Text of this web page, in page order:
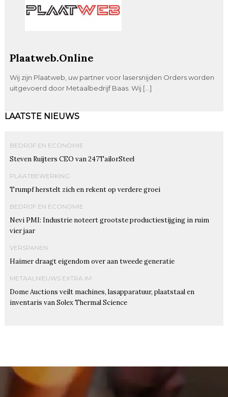
Plaatweb.Online
Wij zijn Plaatweb, uw partner voor lasersnijden Orders worden
uitgevoerd door Metaalbedrijf Baas. Wij […]
LAATSTE NIEUWS
BEDRIJF EN ECONOMIE
Steven Ruijters CEO van 247TailorSteel
PLAATBEWERKING
Trumpf herstelt zich en rekent op verdere groei
BEDRIJF EN ECONOMIE
Nevi PMI: Industrie noteert grootste productiestijging in ruim
vier jaar
VERSPANEN
Haimer draagt eigendom over aan tweede generatie
METAALNIEUWS EXTRA IM
Dome Auctions veilt machines, lasapparatuur, plaatstaal en
inventaris van Solex Thermal Science